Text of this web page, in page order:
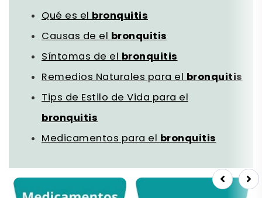
Qué es elbronquitis
Causas de elbronquitis
Síntomas de elbronquitis
Remedios Naturales para elbronquitis
Tips de Estilo de Vida para el
bronquitis
Medicamentos para elbronquitis
Previous Next